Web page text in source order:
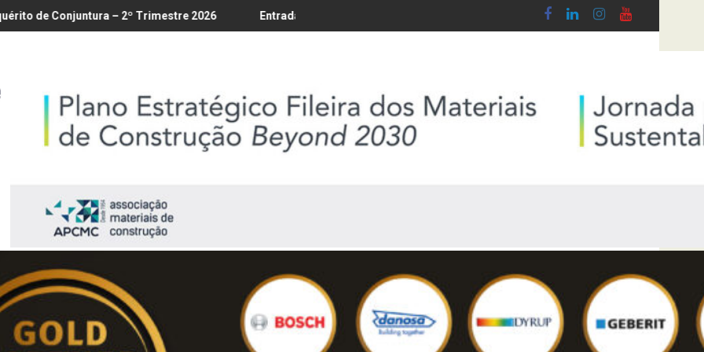
18/8– 2º Trimestre 2026 Entrada em vigor da regulamentação do Lobby - Lei n.º 5-A/2026, de 28 de Janeiro
Diploma de transposição da Diretiva